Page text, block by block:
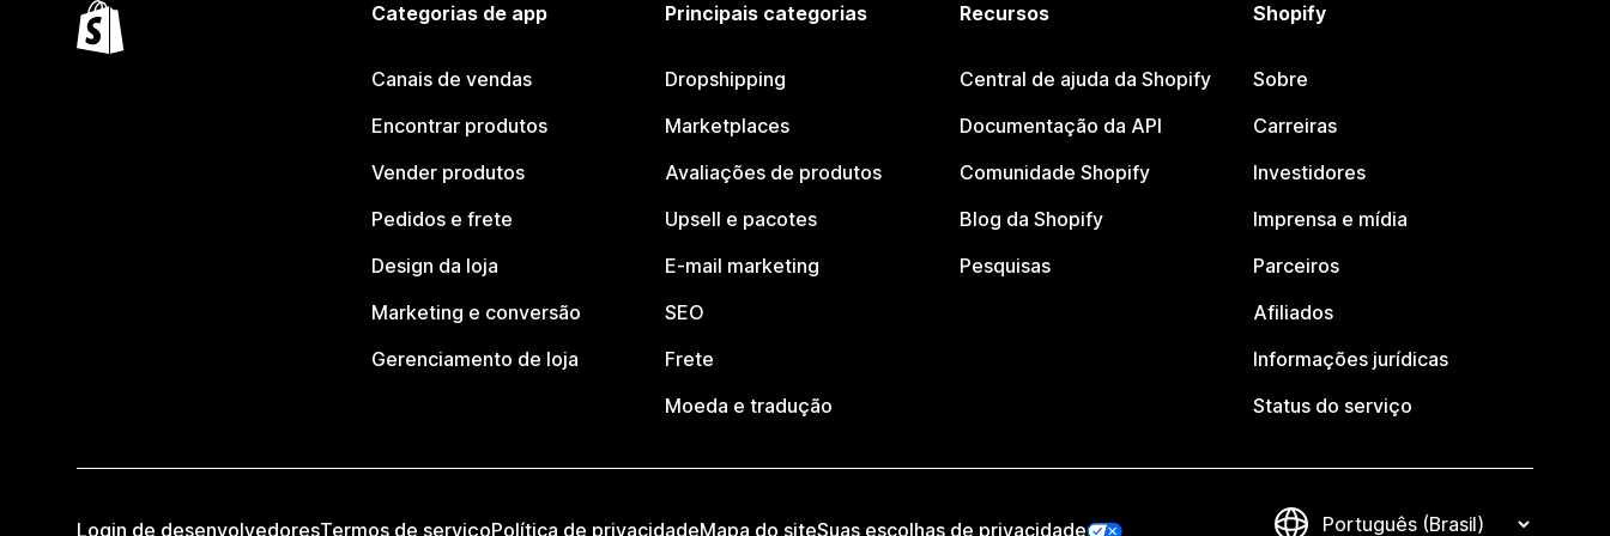
Categorias de app
Canais de vendas
Encontrar produtos
Vender produtos
Pedidos e frete
Design da loja
Marketing e conversão
Gerenciamento de loja
Principais categorias
Dropshipping
Marketplaces
Avaliações de produtos
Upsell e pacotes
E-mail marketing
SEO
Frete
Moeda e tradução
Recursos
Central de ajuda da Shopify
Documentação da API
Comunidade Shopify
Blog da Shopify
Pesquisas
Shopify
Sobre
Carreiras
Investidores
Imprensa e mídia
Parceiros
Afiliados
Informações jurídicas
Status do serviço
Login de desenvolvedoresTermos de serviçoPolítica de privacidadeMapa do siteSuas escolhas de privacidade